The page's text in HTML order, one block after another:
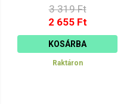
3 319 Ft
2 655 Ft
KOSÁRBA
Raktáron